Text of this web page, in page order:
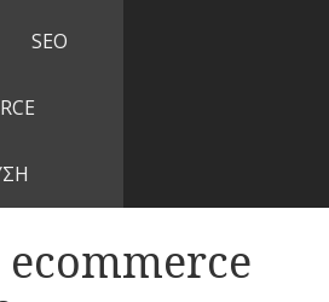
SEO
ecommerce